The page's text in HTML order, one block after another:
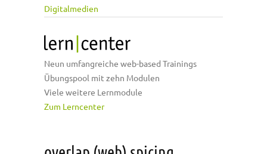
Digitalmedien
Neun umfangreiche web-based Trainings
Übungspool mit zehn Modulen
Viele weitere Lernmodule
Zum Lerncenter